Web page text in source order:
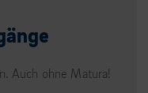
Auch ohne Matura!